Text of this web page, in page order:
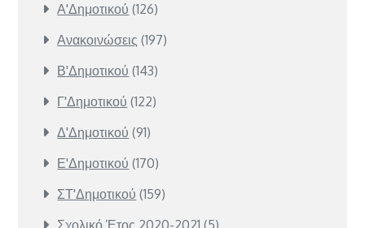
Α'Δημοτικού (126)
Ανακοινώσεις (197)
Β'Δημοτικού (143)
Γ'Δημοτικού (122)
Δ'Δημοτικού (91)
Ε'Δημοτικού (170)
ΣΤ'Δημοτικού (159)
Σχολικό Έτος 2020-2021 (5)